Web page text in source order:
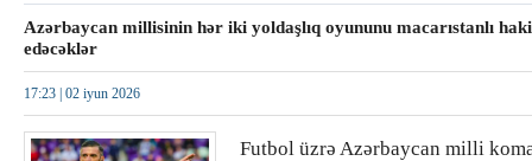
Azərbaycan millisinin hər iki yoldaşlıq oyununu macarıstanlı
edəcəklər
17:23 | 02 iyun 2026
Futbol üzrə Azərbaycan milli